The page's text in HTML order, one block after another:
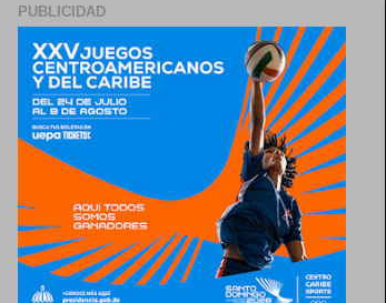
PUBLICIDAD